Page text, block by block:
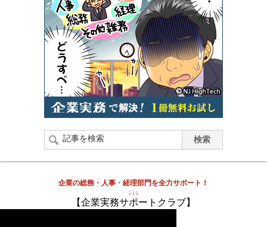
企業の総務・人事・経理部門を全力サポート！
↓↓↓
【企業実務サポートクラブ】